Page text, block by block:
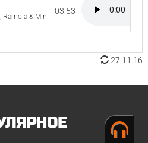
Ramola & Mini
03:53
27.11.16